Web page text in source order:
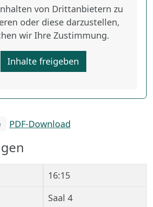
von Drittanbietern zu
oder diese darzustellen,
wir Ihre Zustimmung.
Inhalte freigeben
PDF-Download
16:15
Saal 4